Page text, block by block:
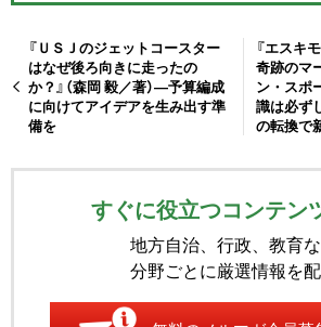
『ＵＳＪのジェットコースター
はなぜ後ろ向きに走ったの
か？』（森岡 毅／著）―予算編成
に向けてアイデアを生み出す準
備を
『エスキ
奇跡のマ
ン・スポ
識は必ず
の転換で
すぐに役立つコンテン
地方自治、行政、教育な
分野ごとに厳選情報を配